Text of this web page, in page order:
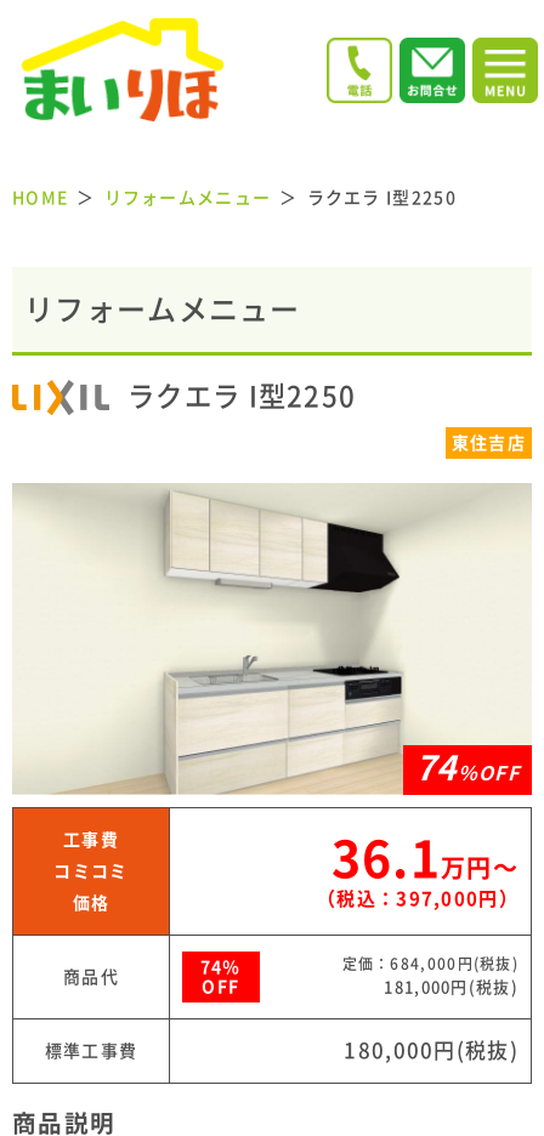
HOME リフォームメニュー ラクエラ I型2250
リフォームメニュー
ラクエラ I型2250
東住吉店
74％OFF
工事費
コミコミ
価格
36.1 万円〜
（税込：397,000円）
商品代
74％
OFF
定価：684,000円(税抜)
181,000円(税抜)
標準工事費 180,000円(税抜)
商品説明